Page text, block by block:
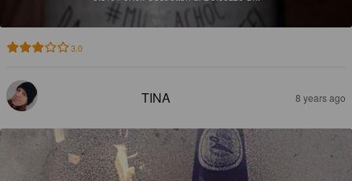
3.0
TINA 8 years ago